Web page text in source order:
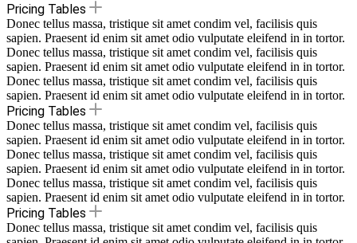
Pricing Tables
Donec tellus massa, tristique sit amet condim vel, facilisis quis
sapien. Praesent id enim sit amet odio vulputate eleifend in in tortor.
Donec tellus massa, tristique sit amet condim vel, facilisis quis
sapien. Praesent id enim sit amet odio vulputate eleifend in in tortor.
Donec tellus massa, tristique sit amet condim vel, facilisis quis
sapien. Praesent id enim sit amet odio vulputate eleifend in in tortor.
Pricing Tables
Donec tellus massa, tristique sit amet condim vel, facilisis quis
sapien. Praesent id enim sit amet odio vulputate eleifend in in tortor.
Donec tellus massa, tristique sit amet condim vel, facilisis quis
sapien. Praesent id enim sit amet odio vulputate eleifend in in tortor.
Donec tellus massa, tristique sit amet condim vel, facilisis quis
sapien. Praesent id enim sit amet odio vulputate eleifend in in tortor.
Pricing Tables
Donec tellus massa, tristique sit amet condim vel, facilisis quis